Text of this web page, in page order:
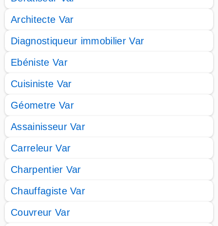
Architecte Var
Diagnostiqueur immobilier Var
Ebéniste Var
Cuisiniste Var
Géometre Var
Assainisseur Var
Carreleur Var
Charpentier Var
Chauffagiste Var
Couvreur Var